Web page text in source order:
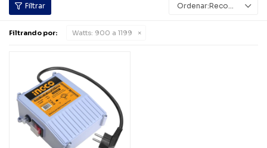
Recomendados
Filtrando por: Watts: 900 a 1199